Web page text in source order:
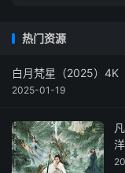
热门资源
白月梵星（2025）4K
2025-01-19